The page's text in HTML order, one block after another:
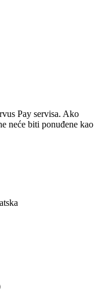
Pay servisa. Ako
neće biti ponuđene kao